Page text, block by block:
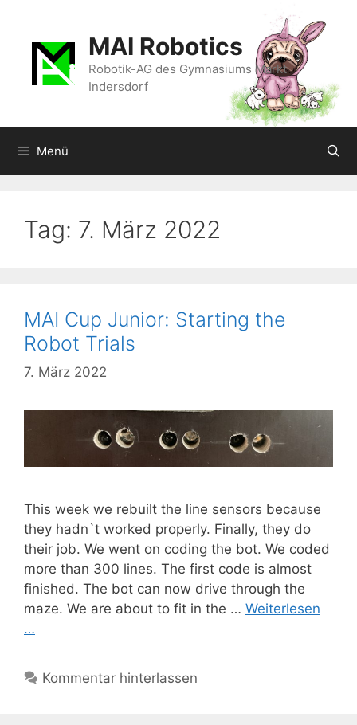
springen
MAI Robotics
Robotik-AG des Gymnasiums Markt
Indersdorf
Menü
Tag: 7. März 2022
MAI Cup Junior: Starting the
Robot Trials
7. März 2022
This week we rebuilt the line sensors because
they hadn`t worked properly. Finally, they do
their job. We went on coding the bot. We coded
more than 300 lines. The first code is almost
finished. The bot can now drive through the
maze. We are about to fit in the … Weiterlesen
…
Kommentar hinterlassen